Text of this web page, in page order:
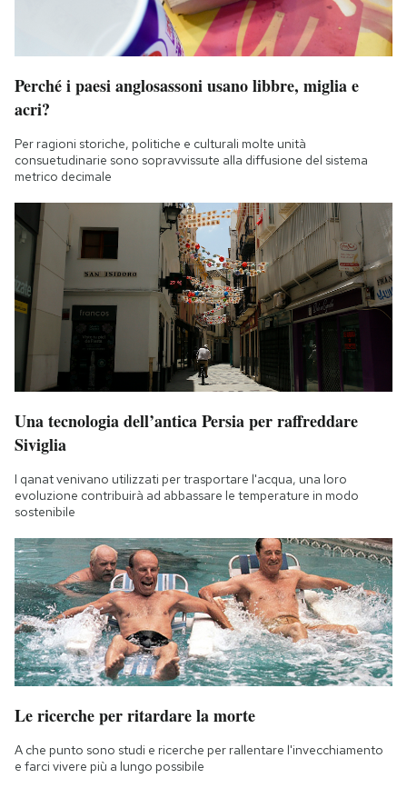
Perché i paesi anglosassoni usano libbre, miglia e
acri?
Per ragioni storiche, politiche e culturali molte unità
consuetudinarie sono sopravvissute alla diffusione del sistema
metrico decimale
Una tecnologia dell’antica Persia per raffreddare
Siviglia
I qanat venivano utilizzati per trasportare l'acqua, una loro
evoluzione contribuirà ad abbassare le temperature in modo
sostenibile
Le ricerche per ritardare la morte
A che punto sono studi e ricerche per rallentare l'invecchiamento
e farci vivere più a lungo possibile